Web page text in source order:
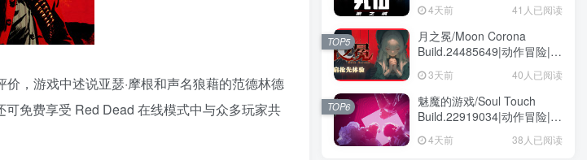
，游戏中述说亚瑟·摩根和声名狼藉的范德林德
免费享受 Red Dead 在线模式中与众多玩家共
绿色中文版
4天前 41人已阅读
月之冕/Moon Corona
Build.24485649|动作冒险|容
量12.1GB|免安装绿色中文版
3天前 40人已阅读
TOP5
魅魔的游戏/Soul Touch
Build.22919034|动作冒险|容
量57.5GB|免安装绿色中文版
4天前 38人已阅读
TOP6